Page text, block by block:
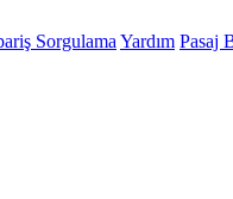
Sorgulama Yardım Pasaj